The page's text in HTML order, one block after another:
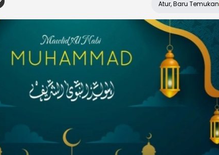
Atur, Baru Temukan